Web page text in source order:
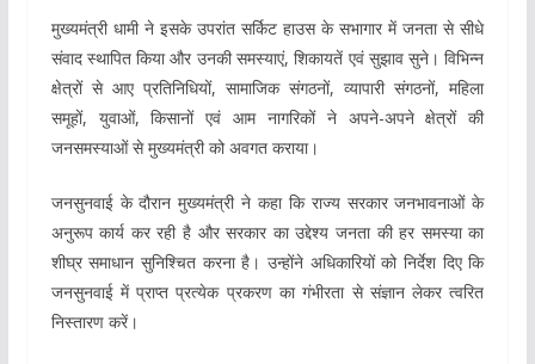
मुख्यमंत्री धामी ने इसके उपरांत सर्किट हाउस के सभागार में जनता से सीधे
संवाद स्थापित किया और उनकी समस्याएं, शिकायतें एवं सुझाव सुने। विभिन्न
क्षेत्रों से आए प्रतिनिधियों, सामाजिक संगठनों, व्यापारी संगठनों, महिला
समूहों, युवाओं, किसानों एवं आम नागरिकों ने अपने-अपने क्षेत्रों की
जनसमस्याओं से मुख्यमंत्री को अवगत कराया।
जनसुनवाई के दौरान मुख्यमंत्री ने कहा कि राज्य सरकार जनभावनाओं के
अनुरूप कार्य कर रही है और सरकार का उद्देश्य जनता की हर समस्या का
शीघ्र समाधान सुनिश्चित करना है। उन्होंने अधिकारियों को निर्देश दिए कि
जनसुनवाई में प्राप्त प्रत्येक प्रकरण का गंभीरता से संज्ञान लेकर त्वरित
निस्तारण करें।